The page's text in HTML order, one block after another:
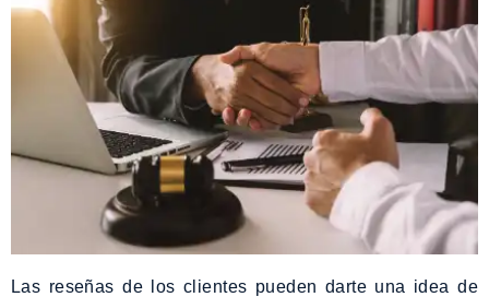
Las reseñas de los clientes pueden darte una idea de